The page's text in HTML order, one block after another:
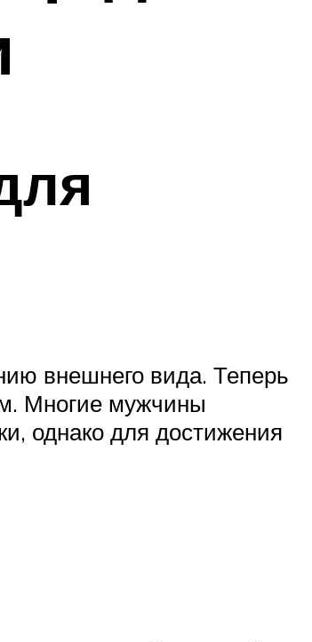
внешнего вида. Теперь
Многие мужчины
однако для достижения